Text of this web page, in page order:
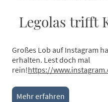
Legolas trifft
Großes Lob auf Instagram
erhalten. Lest doch mal
rein!https://
Mehr erfahren